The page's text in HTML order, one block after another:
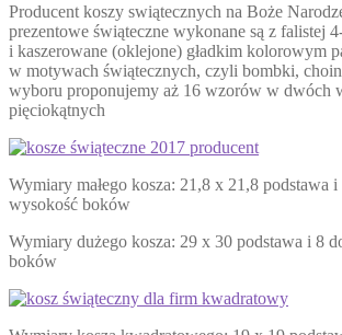
Producent koszy swiątecznych na Boże
prezentowe świąteczne wykonane są z falistej
i kaszerowane (oklejone) gładkim kolorowym
w motywach świątecznych, czyli bombki,
wyboru proponujemy aż 16 wzorów w dwóch
pięciokątnych
Wymiary małego kosza: 21,8 x 21,8 podstawa
wysokość boków
Wymiary dużego kosza: 29 x 30 podstawa i 8
boków